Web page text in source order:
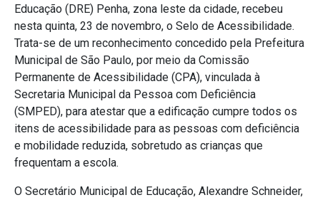
Educação (DRE) Penha, zona leste da cidade, recebeu
nesta quinta, 23 de novembro, o Selo de Acessibilidade.
Trata-se de um reconhecimento concedido pela Prefeitura
Municipal de São Paulo, por meio da Comissão
Permanente de Acessibilidade (CPA), vinculada à
Secretaria Municipal da Pessoa com Deficiência
(SMPED), para atestar que a edificação cumpre todos os
itens de acessibilidade para as pessoas com deficiência
e mobilidade reduzida, sobretudo as crianças que
frequentam a escola.
O Secretário Municipal de Educação, Alexandre Schneider,